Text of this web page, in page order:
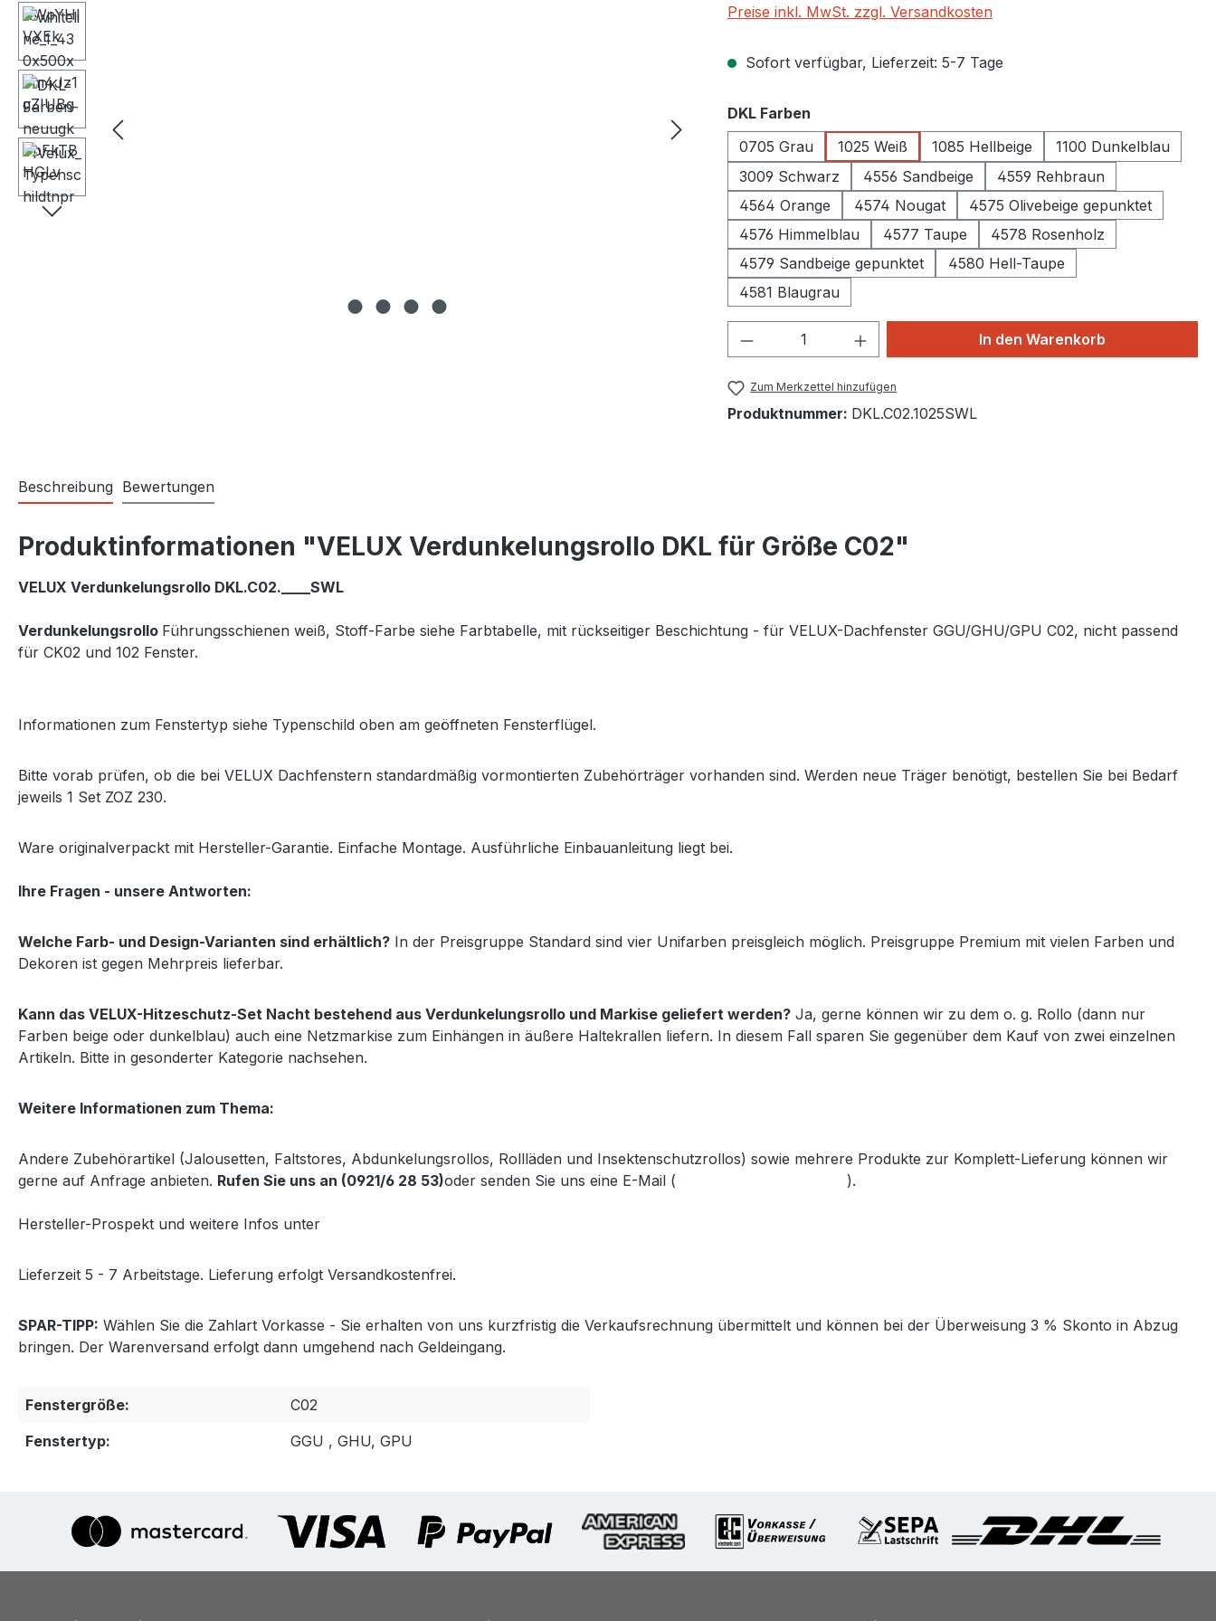
Preise inkl. MwSt. zzgl. Versandkosten
Sofort verfügbar, Lieferzeit: 5-7 Tage
DKL Farben
0705 Grau
1025 Weiß 1085 Hellbeige
1100 Dunkelblau
3009 Schwarz
4556 Sandbeige
4559 Rehbraun
4564 Orange
4574 Nougat
4575 Olivebeige gepunktet
4576 Himmelblau
4577 Taupe
4578 Rosenholz
4579 Sandbeige gepunktet
4580 Hell-Taupe
4581 Blaugrau
Produkt Anzahl: Gib den gewünschten Wert
In den Warenkorb
Zum Merkzettel hinzufügen
Produktnummer: DKL.C02.1025SWL
Beschreibung Bewertungen
Produktinformationen "VELUX Verdunkelungsrollo DKL für Größe C02"
VELUX Verdunkelungsrollo DKL.C02.____SWL
Verdunkelungsrollo Führungsschienen weiß, Stoff-Farbe siehe Farbtabelle, mit rückseitiger Beschichtung - für VELUX-Dachfenster GGU/GHU/GPU C02, nicht passend
für CK02 und 102 Fenster.
Informationen zum Fenstertyp siehe Typenschild oben am geöffneten Fensterflügel.
Bitte vorab prüfen, ob die bei VELUX Dachfenstern standardmäßig vormontierten Zubehörträger vorhanden sind. Werden neue Träger benötigt, bestellen Sie bei Bedarf
jeweils 1 Set ZOZ 230.
Ware originalverpackt mit Hersteller-Garantie. Einfache Montage. Ausführliche Einbauanleitung liegt bei.
Ihre Fragen - unsere Antworten:
Welche Farb- und Design-Varianten sind erhältlich? In der Preisgruppe Standard sind vier Unifarben preisgleich möglich. Preisgruppe Premium mit vielen Farben und
Dekoren ist gegen Mehrpreis lieferbar.
Kann das VELUX-Hitzeschutz-Set Nacht bestehend aus Verdunkelungsrollo und Markise geliefert werden? Ja, gerne können wir zu dem o. g. Rollo (dann nur
Farben beige oder dunkelblau) auch eine Netzmarkise zum Einhängen in äußere Haltekrallen liefern. In diesem Fall sparen Sie gegenüber dem Kauf von zwei einzelnen
Artikeln. Bitte in gesonderter Kategorie nachsehen.
Weitere Informationen zum Thema:
Andere Zubehörartikel (Jalousetten, Faltstores, Abdunkelungsrollos, Rollläden und Insektenschutzrollos) sowie mehrere Produkte zur Komplett-Lieferung können wir
gerne auf Anfrage anbieten. Rufen Sie uns an (0921/6 28 53)oder senden Sie uns eine E-Mail ( ).
Hersteller-Prospekt und weitere Infos unter
Lieferzeit 5 - 7 Arbeitstage. Lieferung erfolgt Versandkostenfrei.
SPAR-TIPP: Wählen Sie die Zahlart Vorkasse - Sie erhalten von uns kurzfristig die Verkaufsrechnung übermittelt und können bei der Überweisung 3 % Skonto in Abzug
bringen. Der Warenversand erfolgt dann umgehend nach Geldeingang.
Fenstergröße:
C02
Fenstertyp:
GGU , GHU, GPU